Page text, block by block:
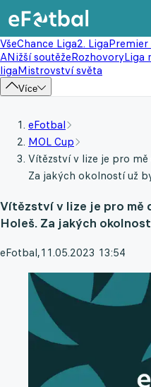
VšeChance Liga2. LigaPremier
ANižší soutěžeRozhovoryLiga
ligaMistrovství světa
Více
eFotbal
MOL Cup
Vítězství v lize je pro
Za jakých okolností už
Vítězství v lize je pro mě
Holeš. Za jakých
eFotbal,11.05.2023 13:54